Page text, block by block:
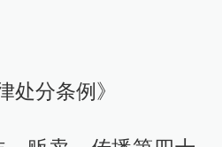
处分条例》